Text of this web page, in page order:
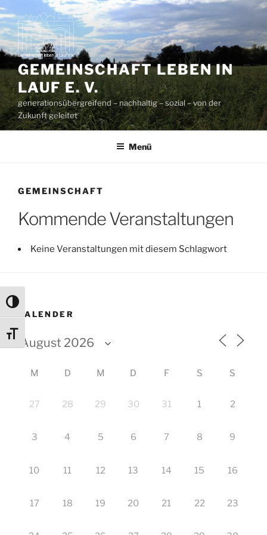
Umschalten auf hohe Kontraste
Schrift vergrößern
Zum
Inhalt
springen
GEMEINSCHAFT LEBEN IN
LAUF E. V.
generationsübergreifend – nachhaltig – sozial – von der
Zukunft geleitet
Menü
GEMEINSCHAFT
Kommende Veranstaltungen
Keine Veranstaltungen mit diesem Schlagwort
KALENDER
M D M D F S S
27 28 29 30 31 1 2
3 4 5 6 7 8 9
10 11 12 13 14 15 16
17 18 19 20 21 22 23